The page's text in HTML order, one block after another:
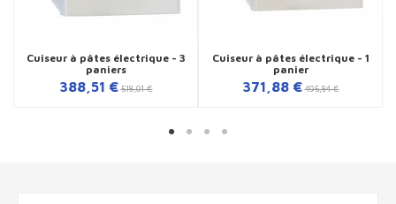
Cuiseur à pâtes électrique - 3
paniers
388,51 € 518,01 €
Cuiseur à pâtes électrique - 1
panier
371,88 € 495,84 €